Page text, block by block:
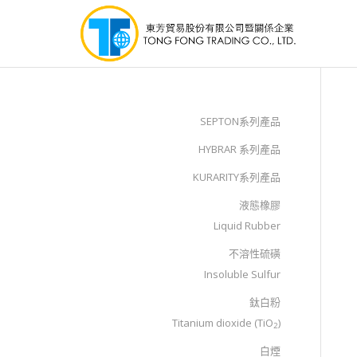
SEPTON系列產品
HYBRAR 系列產品
KURARITY系列產品
液態橡膠
Liquid Rubber
不溶性硫磺
Insoluble Sulfur
鈦白粉
Titanium dioxide (TiO2)
白煙